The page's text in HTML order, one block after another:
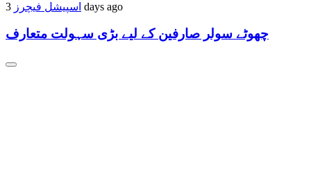
اسپیشل فیچرز 3 days ago
چھوٹے سولر صارفین کے لیے بڑی سہولت متعارف